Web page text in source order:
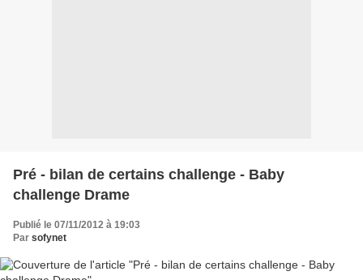
Pré - bilan de certains challenge - Baby
challenge Drame
Publié le 07/11/2012 à 19:03
Par sofynet